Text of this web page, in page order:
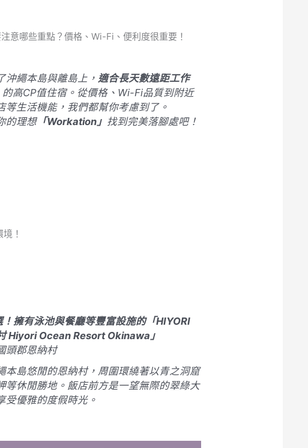
意哪些重點？價格、Wi-Fi、便利度很重要！
沖繩本島與離島上， 適合長天數遠距工作
的高CP值住宿。從價格、Wi-Fi品質到附近
等生活機能，我們都幫你考慮到了。
的理想「Workation」 找到完美落腳處吧！
！
！擁有泳池與餐廳等豐富設施的「HIYORI
Hiyori Ocean Resort Okinawa」
頭郡恩納村
本島悠閒的恩納村，周圍環繞著以青之洞窟
等休閒勝地。飯店前方是一望無際的翠綠大
受優雅的度假時光。